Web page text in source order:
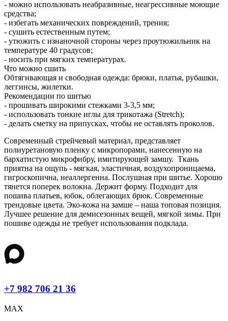
- можно использовать неабразивные, неагрессивные моющие
средства;
- избегать механических повреждений, трения;
- сушить естественным путем;
- утюжить с изнаночной стороны через проутюжильник на
температуре 40 градусов;
- носить при мягких температурах.
Что можно сшить
Обтягивающая и свободная одежда: брюки, платья, рубашки,
леггинсы, жилетки.
Рекомендации по шитью
- прошивать широкими стежками 3-3,5 мм;
- использовать тонкие иглы для трикотажа (Stretch);
- делать сметку на припусках, чтобы не оставлять проколов.
Современный стрейчевый материал, представляет
полиуретановую пленку с микропорами, нанесенную на
бархатистую микрофибру, имитирующей замшу. Ткань
приятна на ощупь - мягкая, эластичная, воздухопроницаема,
гигроскопична, неаллергенна. Послушная при шитье. Хорошо
тянется поперек волокна. Держит форму. Подходит для
пошива платьев, юбок, облегающих брюк. Современные
трендовые цвета. Эко-кожа на замше – наша топовая позиция.
Лучшее решение для демисезонных вещей, мягкой зимы. При
пошиве одежды не требует использования подклада.
+7 982 706 21 36
MAX